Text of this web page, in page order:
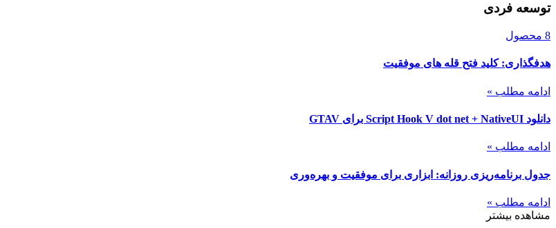
توسعه فردی
8 محصول
هدفگذاری: کلید فتح قله های موفقیت
ادامه مطلب »
دانلود Script Hook V dot net + NativeUI برای GTAV
ادامه مطلب »
جدول برنامه‌ریزی روزانه: ابزاری برای موفقیت و بهره‌وری
ادامه مطلب »
مشاهده بیشتر